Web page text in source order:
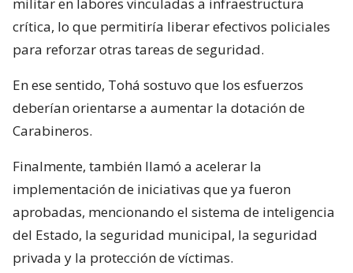
crítica, lo que permitiría liberar efectivos policiales
para reforzar otras tareas de seguridad.
En ese sentido, Tohá sostuvo que los esfuerzos
deberían orientarse a aumentar la dotación de
Carabineros.
Finalmente, también llamó a acelerar la
implementación de iniciativas que ya fueron
aprobadas, mencionando el sistema de inteligencia
del Estado, la seguridad municipal, la seguridad
privada y la protección de víctimas.